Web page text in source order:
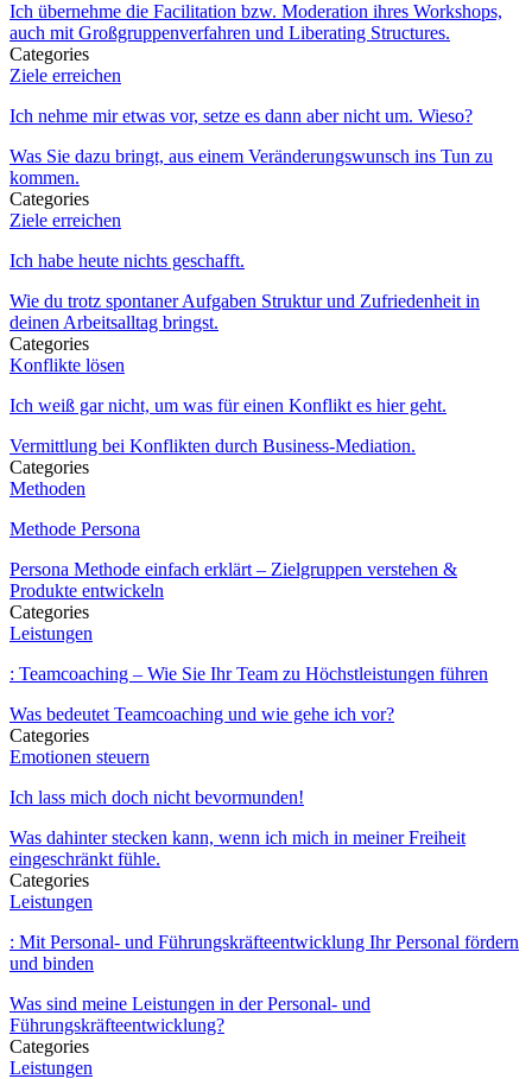
Ich übernehme die Facilitation bzw. Moderation ihres Workshops,
auch mit Großgruppenverfahren und Liberating Structures.
Categories
Ziele erreichen
Ich nehme mir etwas vor, setze es dann aber nicht um. Wieso?
Was Sie dazu bringt, aus einem Veränderungswunsch ins Tun zu
kommen.
Categories
Ziele erreichen
Ich habe heute nichts geschafft.
Wie du trotz spontaner Aufgaben Struktur und Zufriedenheit in
deinen Arbeitsalltag bringst.
Categories
Konflikte lösen
Ich weiß gar nicht, um was für einen Konflikt es hier geht.
Vermittlung bei Konflikten durch Business-Mediation.
Categories
Methoden
Methode Persona
Persona Methode einfach erklärt – Zielgruppen verstehen &
Produkte entwickeln
Categories
Leistungen
: Teamcoaching – Wie Sie Ihr Team zu Höchstleistungen führen
Was bedeutet Teamcoaching und wie gehe ich vor?
Categories
Emotionen steuern
Ich lass mich doch nicht bevormunden!
Was dahinter stecken kann, wenn ich mich in meiner Freiheit
eingeschränkt fühle.
Categories
Leistungen
: Mit Personal- und Führungskräfteentwicklung Ihr Personal fördern
und binden
Was sind meine Leistungen in der Personal- und
Führungskräfteentwicklung?
Categories
Leistungen